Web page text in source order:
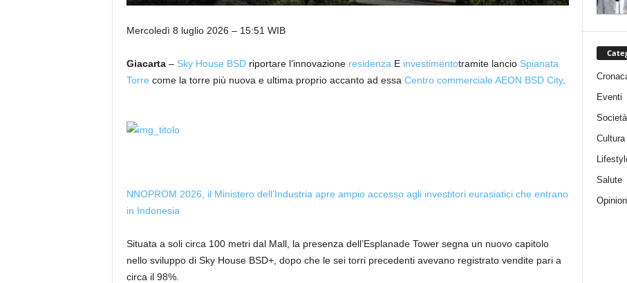
Mercoledì 8 luglio 2026 – 15:51 WIB
Giacarta – Sky House BSDriportare l’innovazione residenza E investimentotramite lancio Spianata
Torre come la torre più nuova e ultima proprio accanto ad essa Centro commerciale AEON BSD City.
NNOPROM 2026, il Ministero dell’Industria apre ampio accesso agli investitori eurasiatici che entrano
in Indonesia
Situata a soli circa 100 metri dal Mall, la presenza dell’Esplanade Tower segna un nuovo capitolo
nello sviluppo di Sky House BSD+, dopo che le sei torri precedenti avevano registrato vendite pari a
circa il 98%.
Eventi
Società
Cultura
Salute